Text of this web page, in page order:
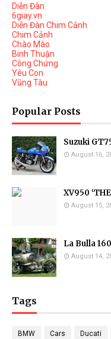
Diễn Đàn
6giay.vn
Diễn Đàn Chim Cảnh
Chim Cảnh
Chào Mào
Binh Thuận
Công Chứng
Yêu Con
Vũng Tàu
Popular Posts
Suzuki
August 16,
XV950
August 15,
La Bulla
August 14,
Tags
BMW Cars Ducati